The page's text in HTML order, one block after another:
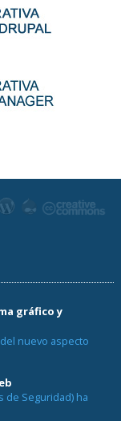
gráfico y
nuevo aspecto
de Seguridad) ha